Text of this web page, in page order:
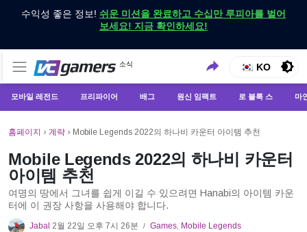
수익성 좋은 정보! 쉬운 미션을 완료하고 수십만 루피아를 벌어
보세요! 지금 확인하세요!
VCGamers 뉴스
소식
VCGamers에서만 최신 게임 뉴스 받기
KO
모바일 레전드 프리파이어 배그 원신 임팩트 로 블록 스 마
홈페이지 › 계략 › Mobile Legends 2022의 하나비 카운터 아이템 추천
Mobile Legends 2022의 하나비 카운터
아이템 추천
여명의 땅에서 그녀를 쉽게 이길 수 있으려면 Hanabi의 아이템 카운
터에 이 권장 사항을 사용해야 합니다.
Jabal 2월 22일 오후 7시 26분 / Games, Mobile Legends